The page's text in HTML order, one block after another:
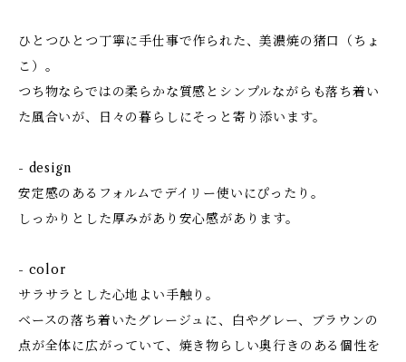
ひとつひとつ丁寧に手仕事で作られた、美濃焼の猪口（ちょ
こ）。
つち物ならではの柔らかな質感とシンプルながらも落ち着い
た風合いが、日々の暮らしにそっと寄り添います。
- design
安定感のあるフォルムでデイリー使いにぴったり。
しっかりとした厚みがあり安心感があります。
- color
サラサラとした心地よい手触り。
ベースの落ち着いたグレージュに、白やグレー、ブラウンの
点が全体に広がっていて、焼き物らしい奥行きのある個性を